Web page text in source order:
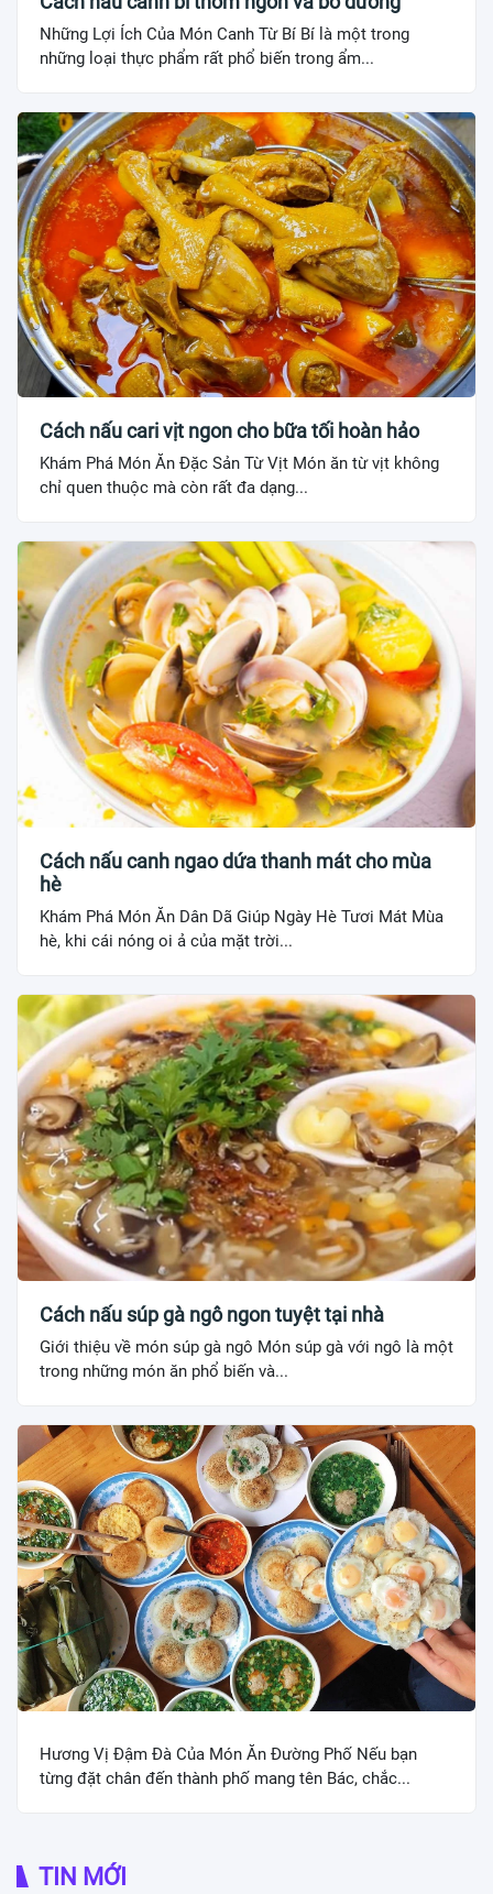
Những Lợi Ích Của Món Canh Từ Bí Bí là một trong
những loại thực phẩm rất phổ biến trong ẩm...
Cách nấu cari vịt ngon cho bữa tối hoàn hảo
Khám Phá Món Ăn Đặc Sản Từ Vịt Món ăn từ vịt không
chỉ quen thuộc mà còn rất đa dạng...
Cách nấu canh ngao dứa thanh mát cho mùa
hè
Khám Phá Món Ăn Dân Dã Giúp Ngày Hè Tươi Mát Mùa
hè, khi cái nóng oi ả của mặt trời...
Cách nấu súp gà ngô ngon tuyệt tại nhà
Giới thiệu về món súp gà ngô Món súp gà với ngô là một
trong những món ăn phổ biến và...
Hương Vị Đậm Đà Của Món Ăn Đường Phố Nếu bạn
từng đặt chân đến thành phố mang tên Bác, chắc...
TIN MỚI